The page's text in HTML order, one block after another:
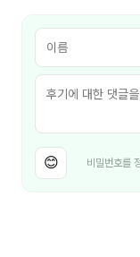
박혜랑
안정미
오미영
윤석현
은종성
😊 비밀번호를